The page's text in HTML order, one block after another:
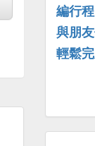
編行程
與朋
輕鬆